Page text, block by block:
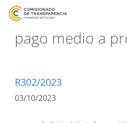
pago medio a
R302/2023
03/10/2023